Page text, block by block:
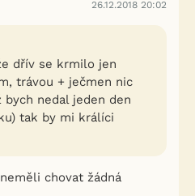
26.12.2018 20:02
dřív se krmilo jen
trávou + ječmen nic
bych nedal jeden den
tak by mi králíci
chovat žádná